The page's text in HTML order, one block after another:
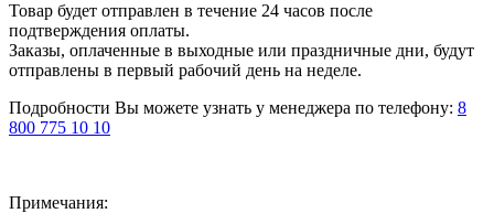
Товар будет отправлен в течение 24 часов после
подтверждения оплаты.
Заказы, оплаченные в выходные или праздничные дни, будут
отправлены в первый рабочий день на неделе.
Подробности Вы можете узнать у менеджера по телефону: 8
800 775 10 10
Примечания: